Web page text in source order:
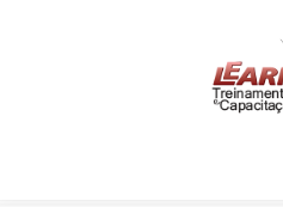
Pular Navegação (s)